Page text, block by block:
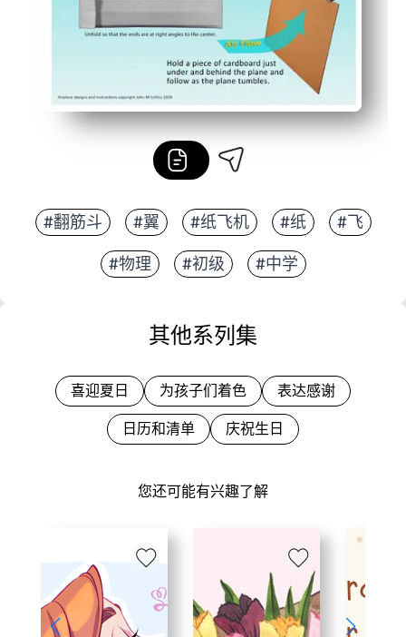
#翻筋斗 #翼 #纸飞机 #纸 #飞
#物理 #初级 #中学
您还可能有兴趣了解
其他系列集
喜迎夏日 为孩子们着色 表达感谢
日历和清单 庆祝生日